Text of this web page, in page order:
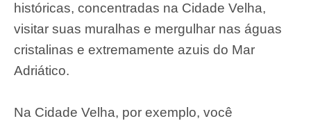
históricas, concentradas na Cidade Velha,
visitar suas muralhas e mergulhar nas águas
cristalinas e extremamente azuis do Mar
Adriático.
Na Cidade Velha, por exemplo, você